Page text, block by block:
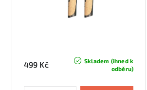
Skladem (ihned k
odběru)
499 Kč